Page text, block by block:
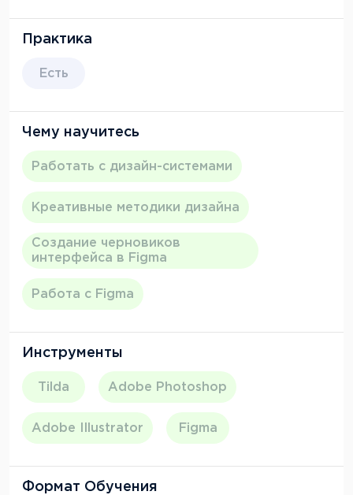
для дизайнера — он был бонусным, но оказался
невероятно полезным. Сейчас я активно
значительно ускоряет мою работу.
Практика
Есть
Чему научитесь
Работать с дизайн-системами
Креативные методики дизайна
Создание черновиков
интерфейса в Figma
Работа с Figma
Инструменты
Tilda Adobe Photoshop
Adobe Illustrator Figma
Формат Обучения